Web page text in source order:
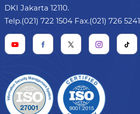
DKI Jakarta 12110.
Telp.(021) 722 1504 Fax.(021) 726 5241